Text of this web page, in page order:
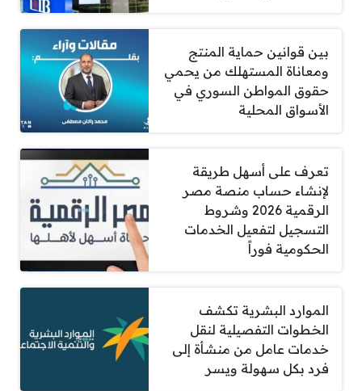
بين قوانين حماية المنتج
ومعاناة المستهلك من يحمي
حقوق المواطن السوري في
الأسواق المحلية
تعرف على أسهل طريقة
لإنشاء حساب منصة مصر
الرقمية 2026 وشروط
التسجيل لتفعيل الخدمات
الحكومية فوراً
الموارد البشرية تكشف
الخطوات التفصيلية لنقل
خدمات عامل من منشأة إلى
فرد بكل سهولة ويسر